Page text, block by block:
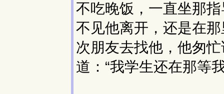
不吃晚饭，一直坐那
不见他离开，还是在
次朋友去找他，他匆
道：“我学生还在那等